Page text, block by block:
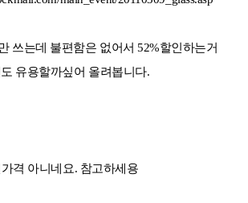
쓰는데 불편함은 없어서 52%할인하는거
유용할까싶어 올려봅니다.
격 아니네요. 참고하세용